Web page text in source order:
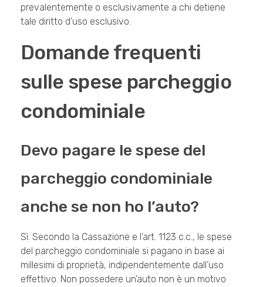
prevalentemente o esclusivamente a chi detiene
tale diritto d’uso esclusivo.
Domande frequenti
sulle spese parcheggio
condominiale
Devo pagare le spese del
parcheggio condominiale
anche se non ho l’auto?
Sì. Secondo la Cassazione e l’art. 1123 c.c., le spese
del parcheggio condominiale si pagano in base ai
millesimi di proprietà, indipendentemente dall’uso
effettivo. Non possedere un’auto non è un motivo